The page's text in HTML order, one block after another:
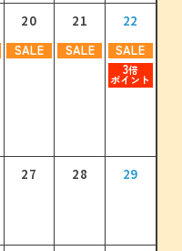
20
SALE
21
SALE
22
SALE
3倍
ポイント
27 28 29